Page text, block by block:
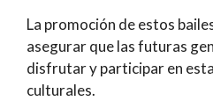
La promoción de estos
asegurar que las futuras
disfrutar y participar en
culturales.